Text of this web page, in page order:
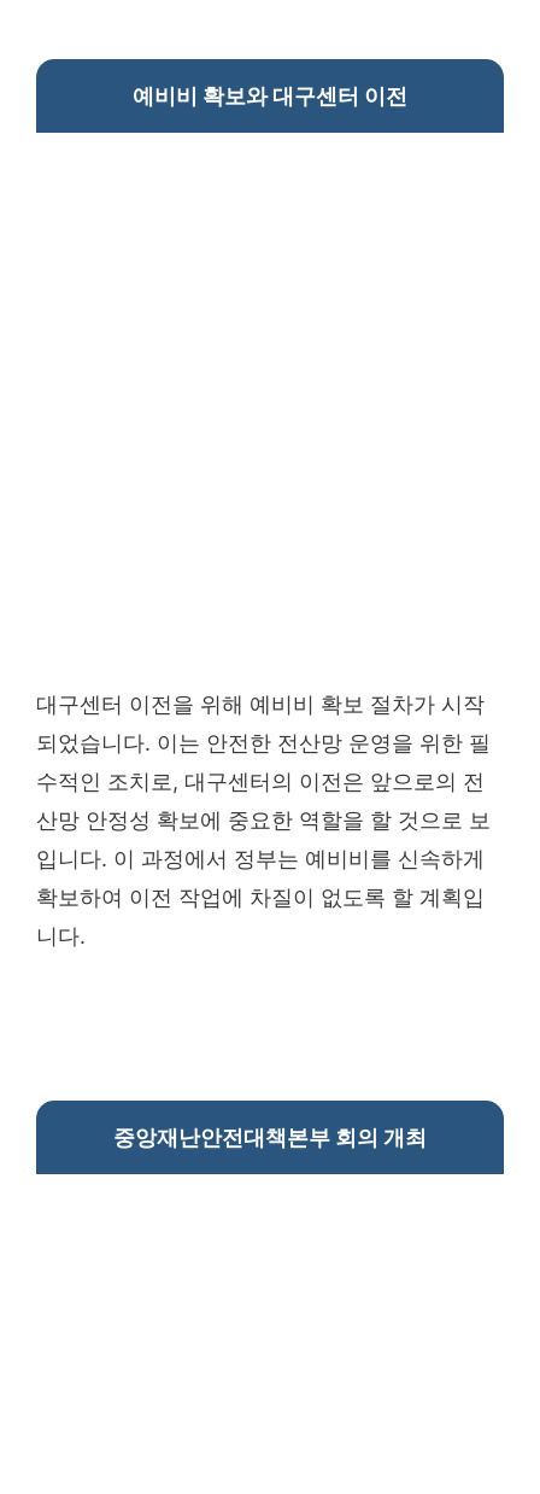
예비비 확보와 대구센터 이전
대구센터 이전을 위해 예비비 확보 절차가 시작
되었습니다. 이는 안전한 전산망 운영을 위한 필
수적인 조치로, 대구센터의 이전은 앞으로의 전
산망 안정성 확보에 중요한 역할을 할 것으로 보
입니다. 이 과정에서 정부는 예비비를 신속하게
확보하여 이전 작업에 차질이 없도록 할 계획입
니다.
중앙재난안전대책본부 회의 개최